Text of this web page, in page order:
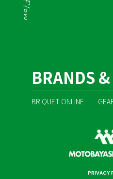
BRANDS
BRIQUET ONLINE
PRIVACY